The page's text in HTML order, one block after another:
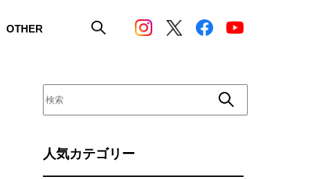
OTHER
人気カテゴリー